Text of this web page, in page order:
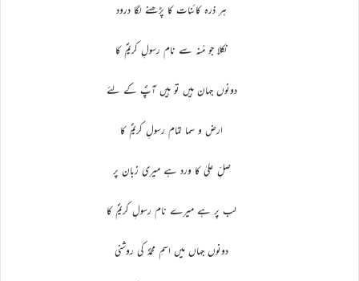
ہر ذرہ کائنات کا پڑھنے لگا درود
نکلا جو مُنہ سے نام رسولِ کریمؐ کا
دونوں جہان ہیں تو ہیں آپؐ کے لئے
ارض و سما تمام رسولِ کریمؐ کا
صلِّ علیٰ کا ورد ہے میری زبان پر
لب پر ہے میرے نام رسولِ کریمؐ کا
دونوں جہاں میں اسمِ محمدؐ کی روشنی